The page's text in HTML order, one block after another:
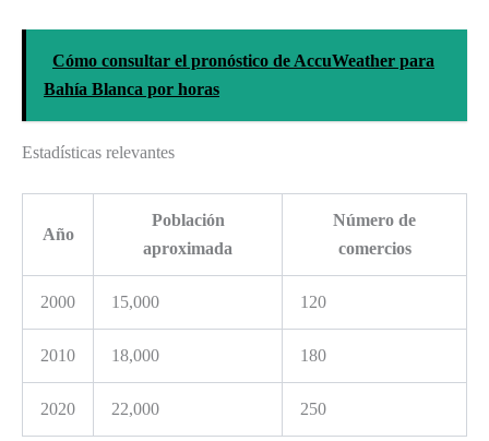
Cómo consultar el pronóstico de AccuWeather para
Bahía Blanca por horas
Estadísticas relevantes
Año
Población
aproximada
Número de
comercios
2000 15,000 120
2010 18,000 180
2020 22,000 250